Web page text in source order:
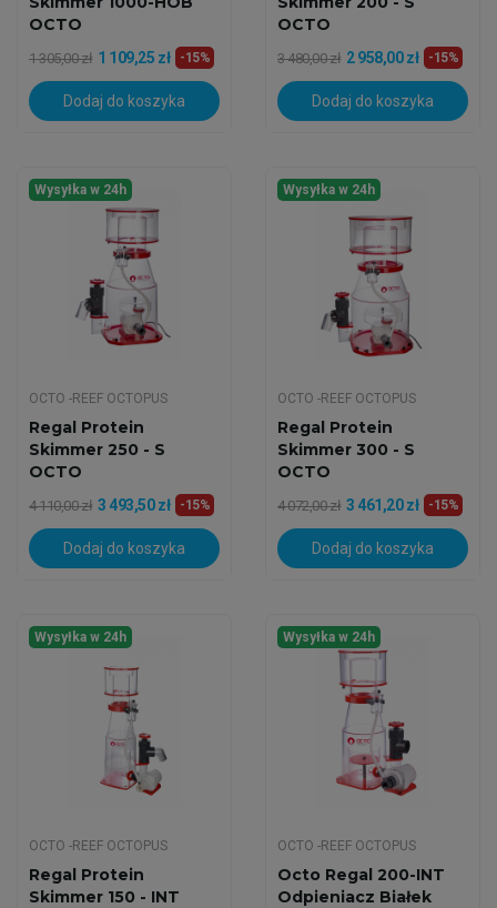
OCTO
1 305,00 zł 1 109,25 zł -15%
Dodaj do koszyka
OCTO
3 480,00 zł 2 958,00 zł -15%
Dodaj do koszyka
Wysyłka w 24h
OCTO -REEF OCTOPUS
Regal Protein
Skimmer 250 - S
OCTO
4 110,00 zł 3 493,50 zł -15%
Dodaj do koszyka
Wysyłka w 24h
OCTO -REEF OCTOPUS
Regal Protein
Skimmer 300 - S
OCTO
4 072,00 zł 3 461,20 zł -15%
Dodaj do koszyka
Wysyłka w 24h
OCTO -REEF OCTOPUS
Regal Protein
Skimmer 150 - INT
Wysyłka w 24h
OCTO -REEF OCTOPUS
Octo Regal 200-INT
Odpieniacz Białek